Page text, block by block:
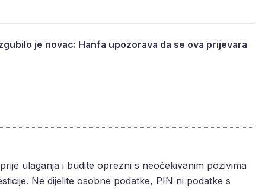
je novac: Hanfa upozorava da se ova prijevara
ulaganja i budite oprezni s neočekivanim pozivima
Ne dijelite osobne podatke, PIN ni podatke s